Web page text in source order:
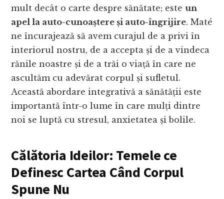
mult decât o carte despre sănătate; esteun
apel la auto-cunoaștere și auto-îngrijire. Maté
ne încurajează să avem curajul de a privi în
interiorul nostru, de a accepta și de a vindeca
rănile noastre și de a trăi o viață în care ne
ascultăm cu adevărat corpul și sufletul.
Această abordare integrativă a sănătății este
importantă într-o lume în care mulți dintre
noi se luptă cu stresul, anxietatea și bolile.
Călătoria Ideilor: Temele ce
Definesc Cartea Când Corpul
Spune Nu